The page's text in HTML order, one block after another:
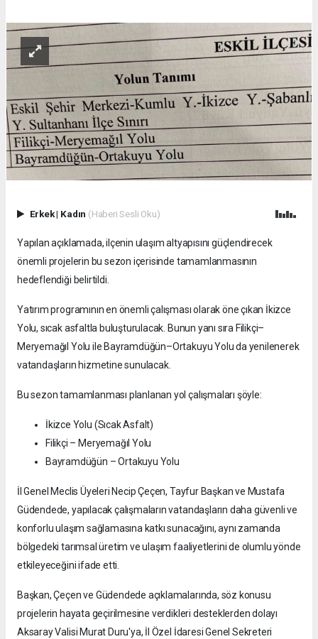
Erkek| Kadın (Haberi Sesli Oku)
Yapılan açıklamada, ilçenin ulaşım altyapısını güçlendirecek
önemli projelerin bu sezon içerisinde tamamlanmasının
hedeflendiği belirtildi.
Yatırım programının en önemli çalışması olarak öne çıkan İkizce
Yolu, sıcak asfaltla buluşturulacak. Bunun yanı sıra Filikçi–
Meryemağıl Yolu ile Bayramdüğün–Ortakuyu Yolu da yenilenerek
vatandaşların hizmetine sunulacak.
Bu sezon tamamlanması planlanan yol çalışmaları şöyle:
İkizce Yolu (Sıcak Asfalt)
Filikçi – Meryemağıl Yolu
Bayramdüğün – Ortakuyu Yolu
İl Genel Meclis Üyeleri Necip Çeçen, Tayfur Başkan ve Mustafa
Güdendede, yapılacak çalışmaların vatandaşların daha güvenli ve
konforlu ulaşım sağlamasına katkı sunacağını, aynı zamanda
bölgedeki tarımsal üretim ve ulaşım faaliyetlerini de olumlu yönde
etkileyeceğini ifade etti.
Başkan, Çeçen ve Güdendede açıklamalarında, söz konusu
projelerin hayata geçirilmesine verdikleri desteklerden dolayı
Aksaray Valisi Murat Duru'ya, İl Özel İdaresi Genel Sekreteri